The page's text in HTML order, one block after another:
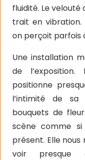
fluidité. Le velouté
trait en vibration.
on perçoit parfois
Une installation
de
positionne
l’intimité de sa
bouquets de
scène comme
présent. Elle
voir presque